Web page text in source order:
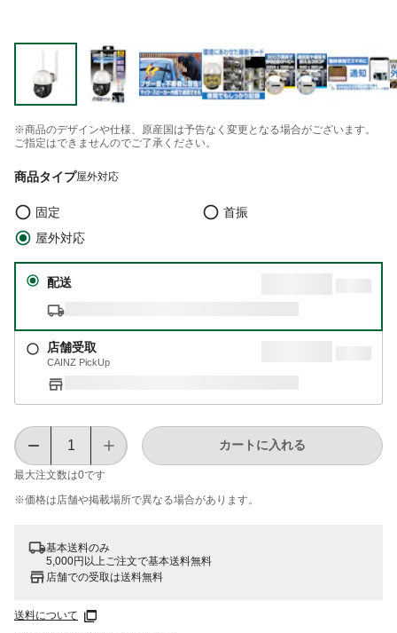
※商品のデザインや仕様、原産国は予告なく変更となる場合がございます。
ご指定はできませんのでご了承ください。
商品タイプ屋外対応
固定
首振
屋外対応
配送
店舗受取
CAINZ PickUp
最大注文数は0です
カートに入れる
※価格は​店舗や​掲載場所で​異なる​場合が​あります。
基本送料のみ
5,000円以上ご注文で基本送料無料
店舗での受取は送料無料
送料について